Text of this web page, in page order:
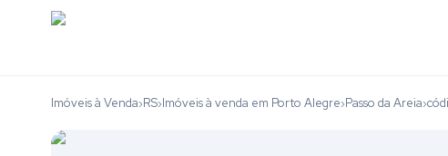
Imóveis à Venda›RS›Imóveis à venda em Porto Alegre›Passo da Areia›